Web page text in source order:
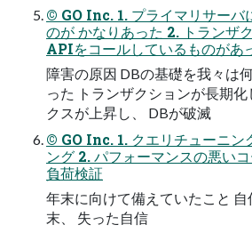
© GO Inc. 1. プライマリサーバ
のが かなりあった 2. トランザ
APIをコールしているものがあ
障害の原因 DBの基礎を我々は
った トランザクションが長期
クスが上昇し、 DBが破滅
© GO Inc. 1. クエリチューニン
ング 2. パフォーマンスの悪い
負荷検証
年末に向けて備えていたこと
末、 失った自信